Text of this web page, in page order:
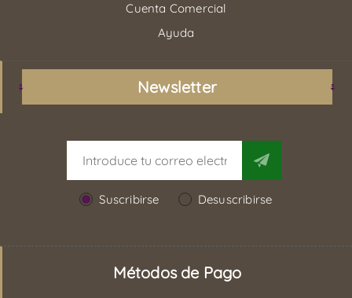
Cuenta Comercial
Ayuda
Newsletter
Suscribirse Desuscribirse
Métodos de Pago